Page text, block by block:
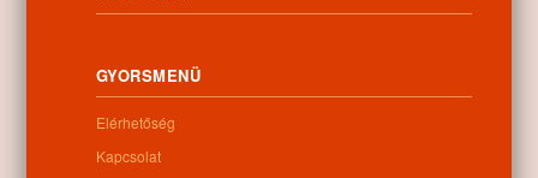
Hétfő: 9:00-12:00 13:00-16:30
Csütörtök: 9:00-12:00 13:00-16:30
Szombat: 9:00-12:00
Vasárnap: zárva
GYORSMENÜ
Elérhetőség
Kapcsolat